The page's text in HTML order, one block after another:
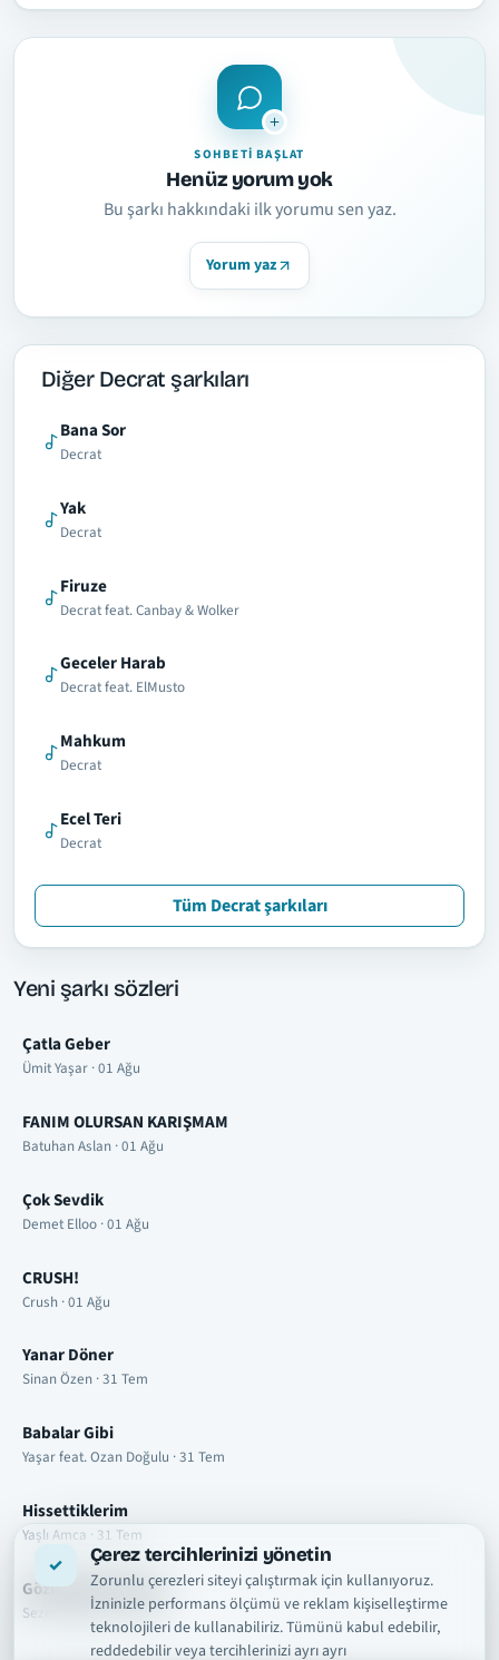
Çerez tercihlerinizi yönetin
Zorunlu çerezleri siteyi çalıştırmak için kullanıyoruz.
İzninizle performans ölçümü ve reklam kişiselleştirme
teknolojileri de kullanabiliriz. Tümünü kabul edebilir,
reddedebilir veya tercihlerinizi ayrı ayrı
SOHBETI BAŞLAT
Henüz yorum yok
Bu şarkı hakkındaki ilk yorumu sen yaz.
Yorum yaz
Diğer Decrat şarkıları
Bana Sor
Decrat
Yak
Decrat
Firuze
Decrat feat. Canbay & Wolker
Geceler Harab
Decrat feat. ElMusto
Mahkum
Decrat
Ecel Teri
Decrat
Tüm Decrat şarkıları
Yeni şarkı sözleri
Çatla Geber
Ümit Yaşar · 01 Ağu
FANIM OLURSAN KARIŞMAM
Batuhan Aslan · 01 Ağu
Çok Sevdik
Demet Elloo · 01 Ağu
CRUSH!
Crush · 01 Ağu
Yanar Döner
Sinan Özen · 31 Tem
Babalar Gibi
Yaşar feat. Ozan Doğulu · 31 Tem
Hissettiklerim
Yaşlı Amca · 31 Tem
Gözlerimde Duman
Sezer Sarıgöz · 31 Tem